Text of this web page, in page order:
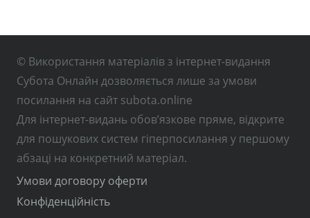
© Використання матеріалів з інтернет-видання
Субота Онлайн дозволяється лише за умови
посилання на сайт subota.online
Для інтернет-видань обов’язкове пряме, відкрите
для пошукових систем гіперпосилання у першому
абзаці на конкретний матеріал.
Умови договору оферти
Конфіденційність